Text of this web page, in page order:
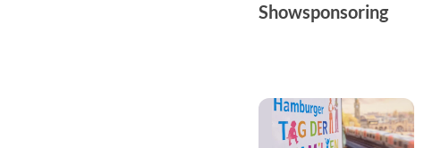
Showsponsoring